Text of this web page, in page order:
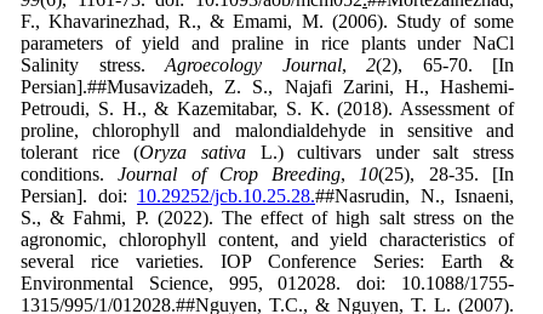
F., Khavarinezhad, R., & Emami, M. (2006). Study of some
parameters of yield and praline in rice plants under NaCl
Salinity stress. Agroecology Journal, 2(2), 65-70. [In
Persian].##Musavizadeh, Z. S., Najafi Zarini, H., Hashemi-
Petroudi, S. H., & Kazemitabar, S. K. (2018). Assessment of
proline, chlorophyll and malondialdehyde in sensitive and
tolerant rice (Oryza sativaL.) cultivars under salt stress
conditions.Journal of Crop Breeding, 10(25), 28-35. [In
Persian]. doi: 10.29252/jcb.10.25.28.##Nasrudin, N., Isnaeni,
S., & Fahmi, P. (2022). The effect of high salt stress on the
agronomic, chlorophyll content, and yield characteristics of
several rice varieties. IOP Conference Series: Earth &
Environmental Science, 995, 012028. doi: 10.1088/1755-
1315/995/1/012028.##Nguyen, T.C., & Nguyen, T. L. (2007).